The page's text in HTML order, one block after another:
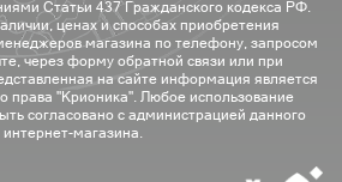
Статьи 437 Гражданского кодекса РФ.
ценах и способах приобретения
магазина по телефону, запросом
через форму обратной связи или при
на сайте информация является
права "Крионика". Любое использование
согласовано с администрацией данного
интернет-магазина.